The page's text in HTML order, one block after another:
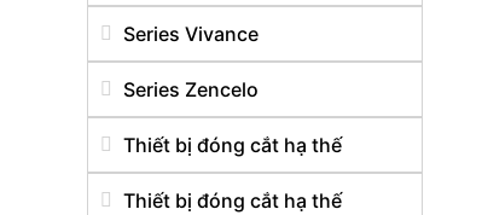
Series Vivance
Series Zencelo
Thiết bị đóng cắt hạ thế
Thiết bị đóng cắt hạ thế